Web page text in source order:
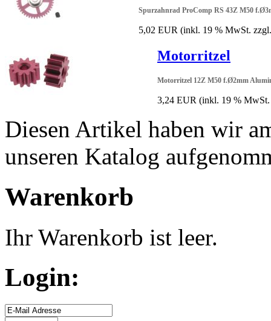
Spurzahnrad ProComp RS 43Z M50
5,02 EUR (inkl. 19 % MwSt.
Motorritzel
Motorritzel 12Z M50 f.Ø2mm
3,24 EUR (inkl. 19 %
Diesen Artikel haben wir
unseren Katalog
Warenkorb
Ihr Warenkorb ist leer.
Login: